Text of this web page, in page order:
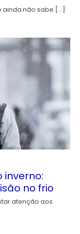
ainda não sabe […]
inverno:
no frio
atenção aos